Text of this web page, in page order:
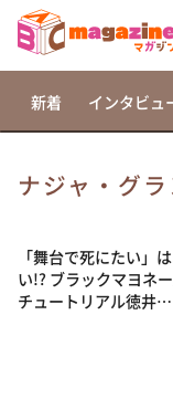
相席食堂
これ余談なん
～人生密着
新着 インタビュ
ナジャ・グ
「舞台で死にたい」
い!? ブラックマヨネ
チュートリアル徳井…